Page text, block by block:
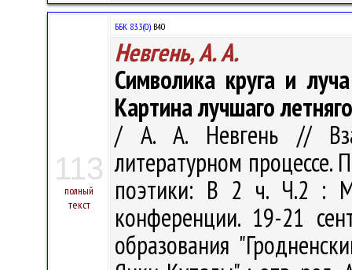
113
полный
текст
ББК 83.3(0) В40
Невгень, А. А.
Символика круга и
Картина лучшаго
/ А. А. Невгень //
литературном процессе.
поэтики: В 2 ч. Ч.2 :
конференции. 19-21
образования